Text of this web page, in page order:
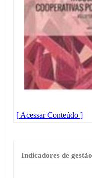
[ Acessar Conteúdo ]
Indicadores de